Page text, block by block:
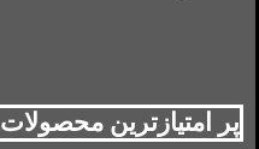
پر امتیازترین محصولات